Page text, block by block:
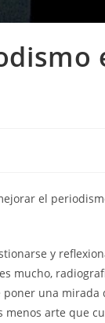
el
y
mucho,
una
arte que